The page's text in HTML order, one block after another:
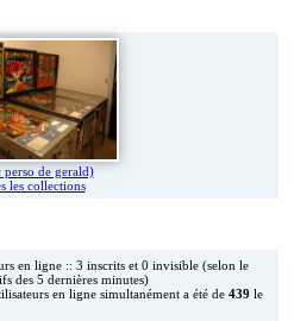
perso de gerald)
les collections
en ligne :: 3 inscrits et 0 invisible (selon le
des 5 dernières minutes)
en ligne simultanément a été de 439 le